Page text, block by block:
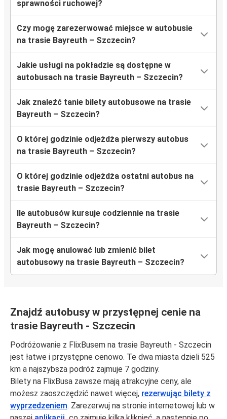
sprawności ruchowej?
Czy mogę zarezerwować miejsce w autobusie
na trasie Bayreuth – Szczecin?
Jakie usługi na pokładzie są dostępne w
autobusach na trasie Bayreuth – Szczecin?
Jak znaleźć tanie bilety autobusowe na trasie
Bayreuth – Szczecin?
O której godzinie odjeżdża pierwszy autobus
na trasie Bayreuth – Szczecin?
O której godzinie odjeżdża ostatni autobus na
trasie Bayreuth – Szczecin?
Ile autobusów kursuje codziennie na trasie
Bayreuth – Szczecin?
Jak mogę anulować lub zmienić bilet
autobusowy na trasie Bayreuth – Szczecin?
Znajdź autobusy w przystępnej cenie na
trasie Bayreuth - Szczecin
Podróżowanie z FlixBusem na trasie Bayreuth - Szczecin
jest łatwe i przystępne cenowo. Te dwa miasta dzieli 525
km a najszybsza podróż zajmuje 7 godziny.
Bilety na FlixBusa zawsze mają atrakcyjne ceny, ale
możesz zaoszczędzić nawet więcej, rezerwując bilety z
wyprzedzeniem. Zarezerwuj na stronie internetowej lub w